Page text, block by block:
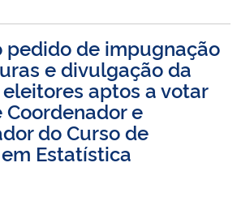
pedido de impugnação
e divulgação da
aptos a votar
e
do Curso de
Estatística